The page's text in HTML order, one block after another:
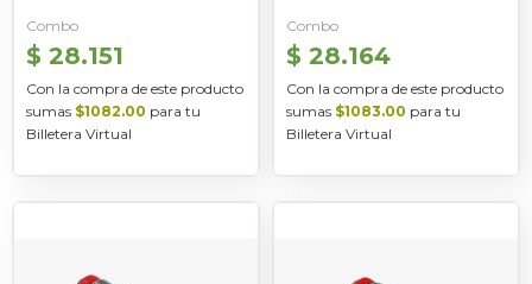
Combo
$ 28.151
Con la compra de este producto
sumas $1082.00 para tu
Billetera Virtual
Combo
$ 28.164
Con la compra de este producto
sumas $1083.00 para tu
Billetera Virtual